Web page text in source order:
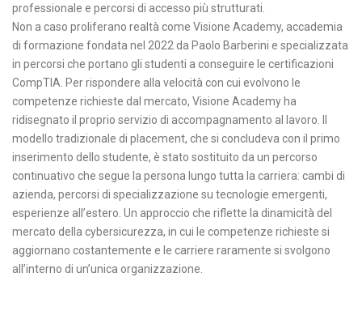
professionale e percorsi di accesso più strutturati.
Non a caso proliferano realtà come Visione Academy, accademia
di formazione fondata nel 2022 da Paolo Barberini e specializzata
in percorsi che portano gli studenti a conseguire le certificazioni
CompTIA. Per rispondere alla velocità con cui evolvono le
competenze richieste dal mercato, Visione Academy ha
ridisegnato il proprio servizio di accompagnamento al lavoro. Il
modello tradizionale di placement, che si concludeva con il primo
inserimento dello studente, è stato sostituito da un percorso
continuativo che segue la persona lungo tutta la carriera: cambi di
azienda, percorsi di specializzazione su tecnologie emergenti,
esperienze all’estero. Un approccio che riflette la dinamicità del
mercato della cybersicurezza, in cui le competenze richieste si
aggiornano costantemente e le carriere raramente si svolgono
all’interno di un’unica organizzazione.